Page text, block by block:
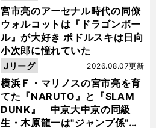
宮市亮のアーセナル時代の同僚
ウォルコットは『ドラゴンボー
ル』が大好き ポドルスキは日向
小次郎に憧れていた
横浜Ｆ・マリノスの宮市亮を育
てた『NARUTO』と『SLAM
DUNK』 中京大中京の同級
生・木原龍一は"ジャンプ係"だ
2026.08.07更新
Jリーグ